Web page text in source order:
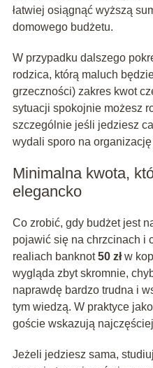
łatwiej osiągnąć wyższą
domowego budżetu.
W przypadku dalszego
rodzica, którą maluch
grzeczności) zakres kwot
sytuacji spokojnie możesz
szczególnie jeśli jedziesz
wydali sporo na
Minimalna kwota,
elegancko
Co zrobić, gdy budżet jest
pojawić się na chrzcinach i
realiach banknot50 złw
wygląda zbyt skromnie,
naprawdę bardzo trudna i
tym wiedzą. W praktyce
goście wskazują najczęściej
Jeżeli jedziesz sama,